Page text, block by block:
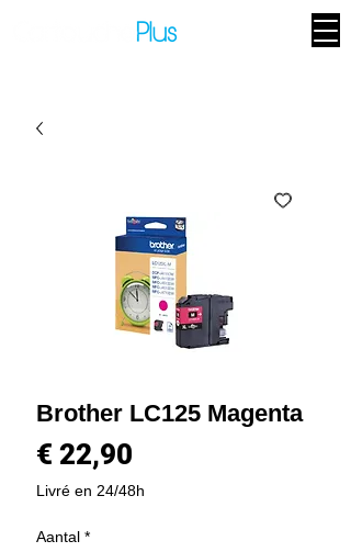
Brother LC125 Magenta
€ 22,90
Livré en 24/48h
Aantal *